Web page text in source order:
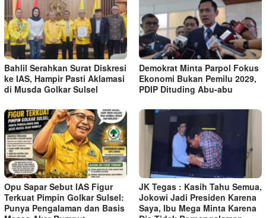
Bahlil Serahkan Surat Diskresi
ke IAS, Hampir Pasti Aklamasi
di Musda Golkar Sulsel
Demokrat Minta Parpol Fokus
Ekonomi Bukan Pemilu 2029,
PDIP Dituding Abu-abu
Opu Sapar Sebut IAS Figur
Terkuat Pimpin Golkar Sulsel:
Punya Pengalaman dan Basis
JK Tegas : Kasih Tahu Semua,
Jokowi Jadi Presiden Karena
Saya, Ibu Mega Minta Karena